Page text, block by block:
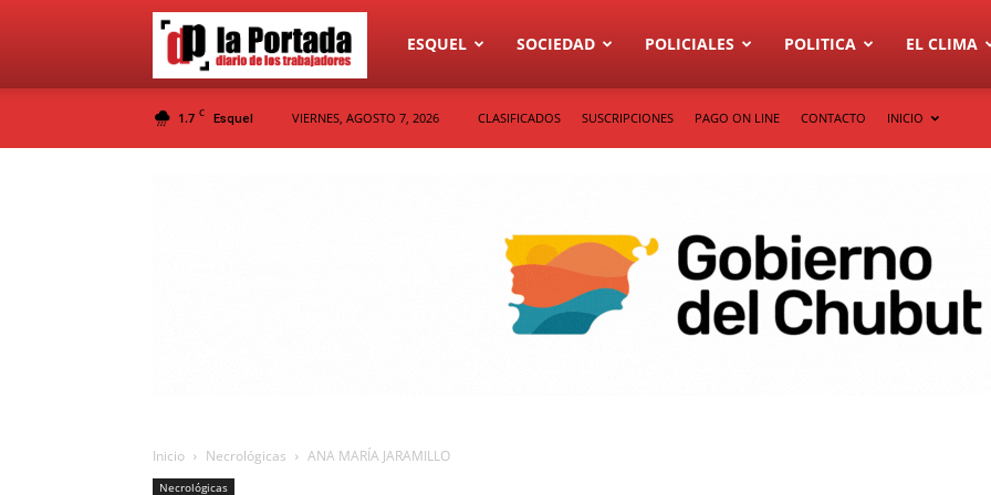
Diario
La
ESQUEL SOCIEDAD POLICIALES POLITICA EL CLIMA
1.7 C Esquel VIERNES, AGOSTO 7, 2026 CLASIFICADOS SUSCRIPCIONES PAGO ON LINE CONTACTO INICIO
Inicio Necrológicas ANA MARÍA JARAMILLO
Necrológicas